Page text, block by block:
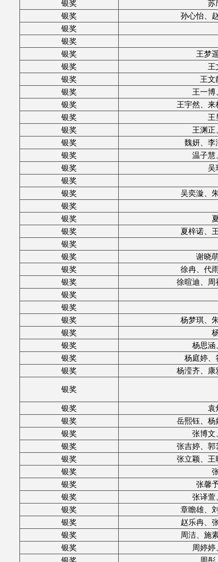
银奖
苏
银奖
孙心怡、
银奖
银奖
银奖
王梦
银奖
王
银奖
王文
银奖
王一
银奖
王宇然、
银奖
王
银奖
王渊
银奖
魏妍、
银奖
温子
银奖
吴
银奖
银奖
吴奕漩、
银奖
银奖
银奖
夏梓诺、
银奖
银奖
谢晓
银奖
徐冉、代
银奖
徐暄迪、
银奖
银奖
银奖
杨梦琪、
银奖
银奖
杨思
银奖
杨庭婷
银奖
杨滢齐、
银奖
银奖
袁
银奖
岳熙钰、
银奖
张博
银奖
张吉婷、
银奖
张立颖、
银奖
银奖
张馨
银奖
张译
银奖
章瞻雄、
银奖
赵乐冉、
银奖
周洁、施
银奖
周婷